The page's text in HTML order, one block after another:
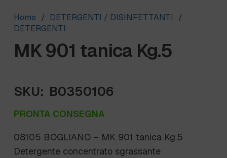
Home / DETERGENTI / DISINFETTANTI
/
DETERGENTI
MK 901 tanica Kg.5
SKU: B0350106
PRONTA CONSEGNA
08105 BOGLIANO – MK 901 tanica Kg.5
Detergente concentrato sgrassante